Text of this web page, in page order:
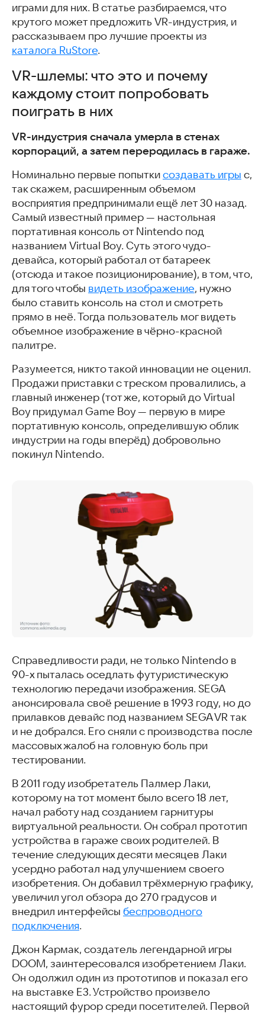
VR лабиринт 3D
VR Horror Virtual Reality
VR Whales Dream of Flying FREE
VR Traffic Car Simulator
VR Commando Adventure Strike
VR Car Racing – Knight Cars – VR Drift Racing
VR Bike Racing Adventure
Скачать VR-игры
Часто задаваемые вопросы
играми для них. В статье разбираемся, что
крутого может предложить VR-индустрия, и
рассказываем про лучшие проекты из
каталога RuStore.
VR-шлемы: что это и почему
каждому стоит попробовать
поиграть в них
VR-индустрия сначала умерла в стенах
корпораций, а затем переродилась в гараже.
Номинально первые попытки создавать игры с,
так скажем, расширенным объемом
восприятия предпринимали ещё лет 30 назад.
Самый известный пример — настольная
портативная консоль от Nintendo под
названием Virtual Boy. Суть этого чудо-
девайса, который работал от батареек
(отсюда и такое позиционирование), в том, что,
для того чтобы видеть изображение, нужно
было ставить консоль на стол и смотреть
прямо в неё. Тогда пользователь мог видеть
объемное изображение в чёрно-красной
палитре.
Разумеется, никто такой инновации не оценил.
Продажи приставки с треском провалились, а
главный инженер (тот же, который до Virtual
Boy придумал Game Boy — первую в мире
портативную консоль, определившую облик
индустрии на годы вперёд) добровольно
покинул Nintendo.
Справедливости ради, не только Nintendo в
90-х пыталась оседлать футуристическую
технологию передачи изображения. SEGA
анонсировала своё решение в 1993 году, но до
прилавков девайс под названием SEGA VR так
и не добрался. Его сняли с производства после
массовых жалоб на головную боль при
тестировании.
В 2011 году изобретатель Палмер Лаки,
которому на тот момент было всего 18 лет,
начал работу над созданием гарнитуры
виртуальной реальности. Он собрал прототип
устройства в гараже своих родителей. В
течение следующих десяти месяцев Лаки
усердно работал над улучшением своего
изобретения. Он добавил трёхмерную графику,
увеличил угол обзора до 270 градусов и
внедрил интерфейсы беспроводного
подключения.
Джон Кармак, создатель легендарной игры
DOOM, заинтересовался изобретением Лаки.
Он одолжил один из прототипов и показал его
на выставке Е3. Устройство произвело
настоящий фурор среди посетителей. Первой